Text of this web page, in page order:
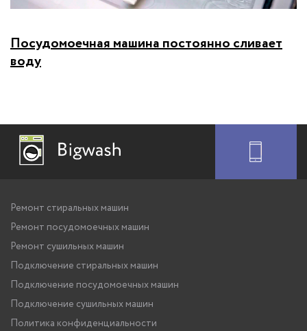
Посудомоечная машина постоянно сливает
воду
Ремонт стиральных машин
Ремонт посудомоечных машин
Ремонт сушильных машин
Подключение стиральных машин
Подключение посудомоечных машин
Подключение сушильных машин
Политика конфиденциальности